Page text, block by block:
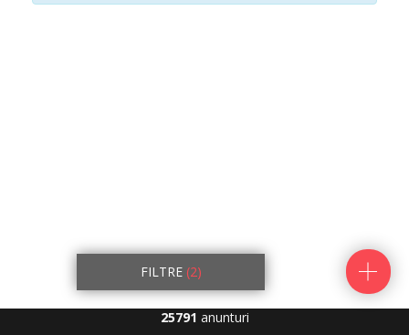
FILTRE (2)
25791 anunturi